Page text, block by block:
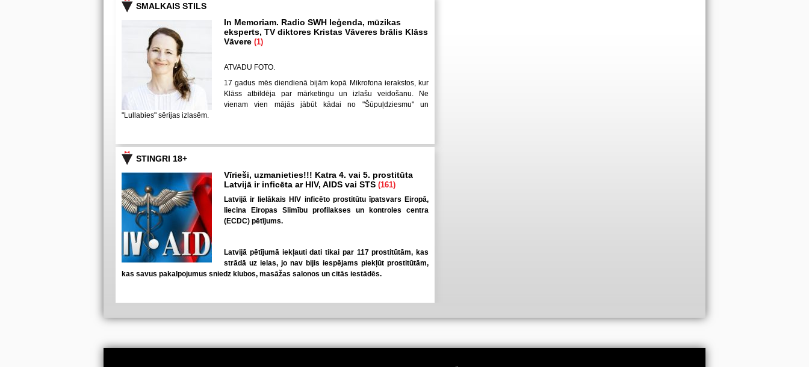
SMALKAIS STILS
In Memoriam. Radio SWH leģenda, mūzikas
eksperts, TV diktores Kristas Vāveres brālis Klāss
Vāvere (1)
ATVADU FOTO.
17 gadus mēs diendienā bijām kopā Mikrofona ierakstos, kur
Klāss atbildēja par mārketingu un izlašu veidošanu. Ne
vienam vien mājās jābūt kādai no "Šūpuļdziesmu" un
"Lullabies" sērijas izlasēm.
STINGRI 18+
Vīrieši, uzmanieties!!! Katra 4. vai 5. prostitūta
Latvijā ir inficēta ar HIV, AIDS vai STS (161)
Latvijā ir lielākais HIV inficēto prostitūtu īpatsvars Eiropā,
liecina Eiropas Slimību profilakses un kontroles centra
(ECDC) pētījums.
Latvijā pētījumā iekļauti dati tikai par 117 prostitūtām, kas
strādā uz ielas, jo nav bijis iespējams piekļūt prostitūtām,
kas savus pakalpojumus sniedz klubos, masāžas salonos un citās iestādēs.